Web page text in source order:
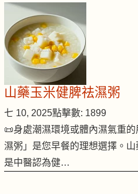
山藥玉米健脾祛濕粥
七 10, 2025點擊數: 1899
📜身處潮濕環境或體內濕氣重
濕粥」是您早餐的理想選擇。
是中醫認為健…